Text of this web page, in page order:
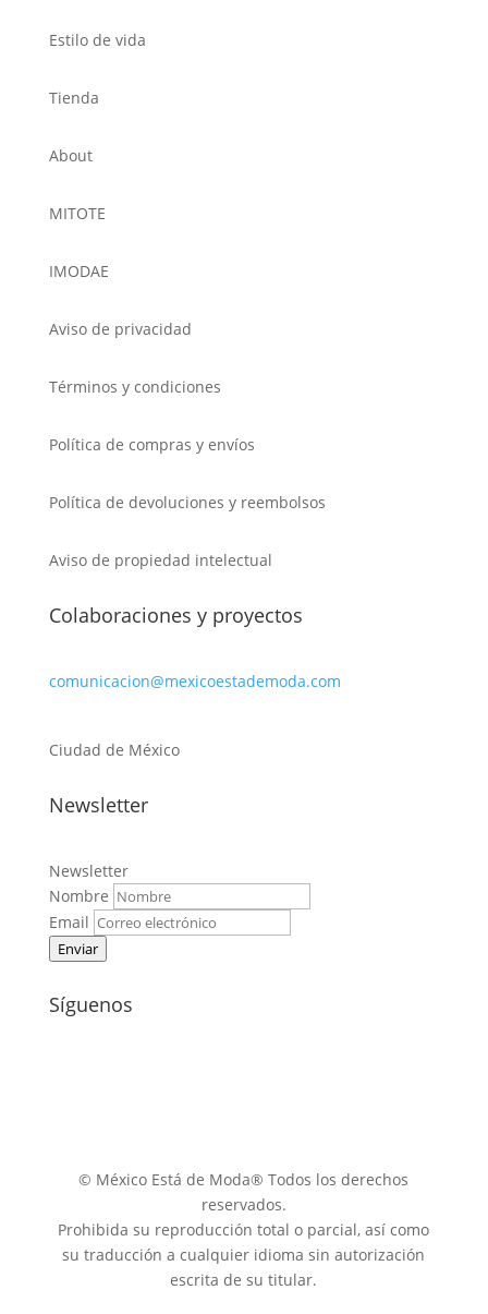
Estilo de vida
Tienda
About
MITOTE
IMODAE
Aviso de privacidad
Términos y condiciones
Política de compras y envíos
Política de devoluciones y reembolsos
Aviso de propiedad intelectual
Colaboraciones y proyectos
comunicacion@mexicoestademoda.com
Ciudad de México
Newsletter
Newsletter
Nombre
Email
Enviar
Síguenos
© México Está de Moda® Todos los derechos
reservados.
Prohibida su reproducción total o parcial, así como
su traducción a cualquier idioma sin autorización
escrita de su titular.